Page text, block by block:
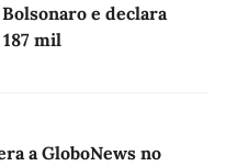
e declara
mil
a GloboNews no